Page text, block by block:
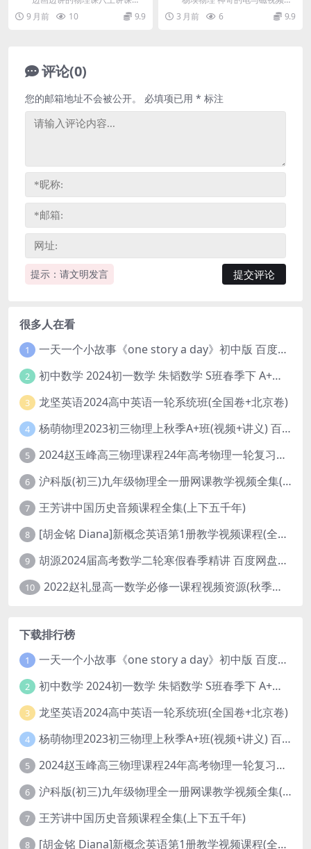
频(初二物理)，专为7-9年级小读者
设计的初中物理...
9 月前 10 9.9
程，主讲人：羊羊老师(杨瑛)，适合
人群：小高年级...
3 月前 6 9.9
评论(0)
提示：请文明发言
您的邮箱地址不会被公开。 必填项已用 * 标注
很多人在看
1 一天一个小故事《one story a day》初中版 百度网盘分享下载
2 初中数学 2024初一数学 朱韬数学 S班春季下 A+班春季下 百度云网盘
3 龙坚英语2024高中英语一轮系统班(全国卷+北京卷)
4 杨萌物理2023初三物理上秋季A+班(视频+讲义) 百度网盘分享
5 2024赵玉峰高三物理课程24年高考物理一轮复习网课教程
6 沪科版(初三)九年级物理全一册网课教学视频全集(录播版 杜春雨 66讲)
7 王芳讲中国历史音频课程全集(上下五千年)
8 [胡金铭 Diana]新概念英语第1册教学视频课程(全集 百度网盘下载)
9 胡源2024届高考数学二轮寒假春季精讲 百度网盘分享
10 2022赵礼显高一数学必修一课程视频资源(秋季班 含讲义)百度网盘云
下载排行榜
1 一天一个小故事《one story a day》初中版 百度网盘分享下载
2 初中数学 2024初一数学 朱韬数学 S班春季下 A+班春季下 百度云网盘
3 龙坚英语2024高中英语一轮系统班(全国卷+北京卷)
4 杨萌物理2023初三物理上秋季A+班(视频+讲义) 百度网盘分享
5 2024赵玉峰高三物理课程24年高考物理一轮复习网课教程
6 沪科版(初三)九年级物理全一册网课教学视频全集(录播版 杜春雨 66讲)
7 王芳讲中国历史音频课程全集(上下五千年)
8 [胡金铭 Diana]新概念英语第1册教学视频课程(全集 百度网盘下载)